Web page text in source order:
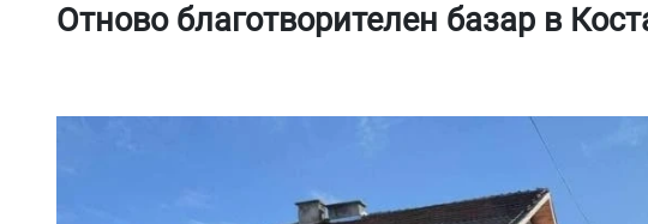
Отново благотворителен базар в